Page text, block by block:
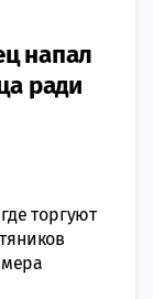
напал
ради
торгуют